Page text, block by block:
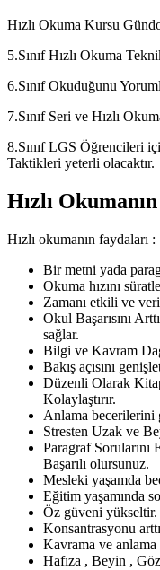
Hızlı Okuma Kursu
5.Sınıf Hızlı Okuma
6.Sınıf Okuduğunu
7.Sınıf Seri ve Hızlı
8.Sınıf LGS Öğrencileri
Taktikleri yeterli olacaktır.
Hızlı
Hızlı okumanın faydaları :
Bir metni yada
Okuma hızını
Zamanı etkili ve
Okul Başarısını
sağlar.
Bilgi ve Kavram
Bakış açısını
Düzenli Olarak
Kolaylaştırır.
Anlama becerilerini
Stresten Uzak ve
Paragraf
Başarılı olursunuz.
Mesleki yaşamda
Eğitim yaşamında
Öz güveni yükseltir.
Konsantrasyonu
Kavrama ve
Hafıza , Beyin ,